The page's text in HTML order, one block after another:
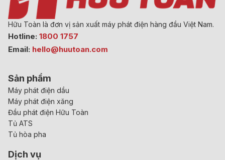
Hữu Toàn là đơn vị sản xuất máy phát điện hàng đầu Việt Nam.
Hotline: 1800 1757
Email: hello@huutoan.com
Sản phẩm
Máy phát điện dầu
Máy phát điện xăng
Đầu phát điện Hữu Toàn
Tủ ATS
Tủ hòa pha
Dịch vụ